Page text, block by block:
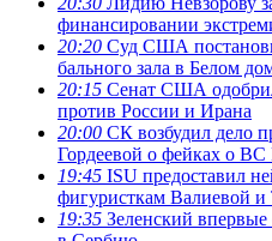
финансировании
20:20 Суд США
бального зала в Белом
20:15 Сенат США
против России и Ирана
20:00 СК возбудил дело
Гордеевой о фейках о ВС
19:45 ISU предоставил
фигуристкам Валиевой и
19:35 Зеленский